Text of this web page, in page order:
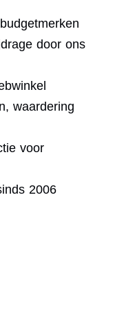
door ons
waardering
voor
2006